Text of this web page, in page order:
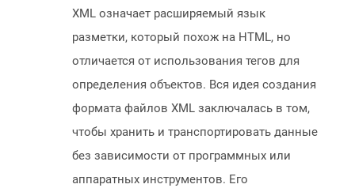
XML означает расширяемый язык
разметки, который похож на HTML, но
отличается от использования тегов для
определения объектов. Вся идея создания
формата файлов XML заключалась в том,
чтобы хранить и транспортировать данные
без зависимости от программных или
аппаратных инструментов. Его